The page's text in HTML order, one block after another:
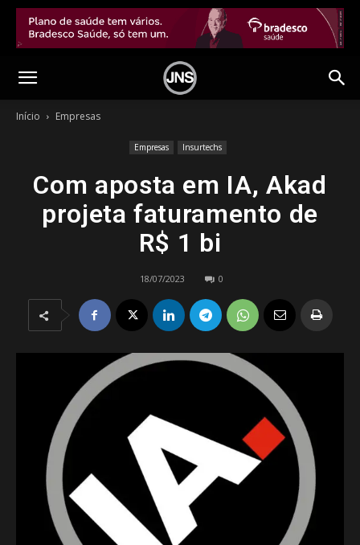
Início Empresas
Empresas Insurtechs
Com aposta em IA, Akad
projeta faturamento de
R$ 1 bi
18/07/2023 0